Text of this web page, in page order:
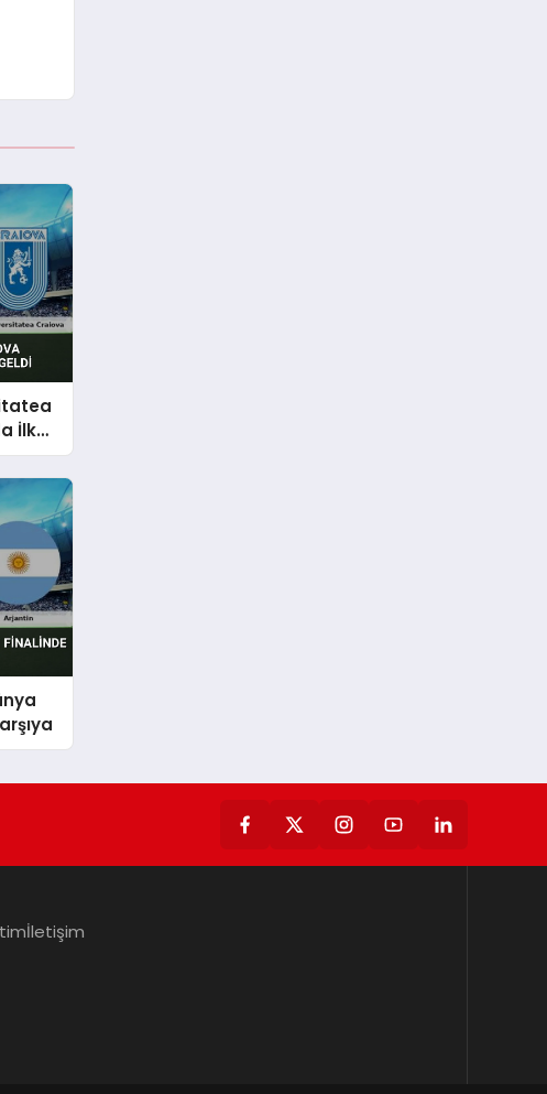
İlk
İletişim